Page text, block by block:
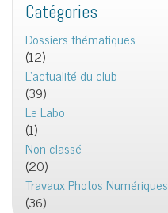
Catégories
Dossiers thématiques
(12)
L'actualité du club
(39)
Le Labo
(1)
Non classé
(20)
Travaux Photos Numériques
(36)